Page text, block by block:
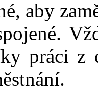
aby
práci z